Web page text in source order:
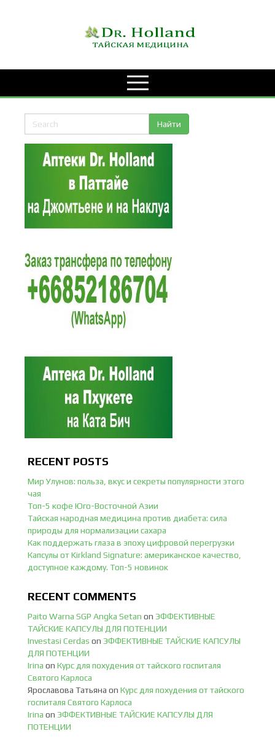
RECENT POSTS
Мир Улунов: польза, вкус и секреты популярности этого
чая
Топ-5 кофе Юго-Восточной Азии
Тайская народная медицина против диабета: сила
природы для нормализации сахара
Как поддержать глаза в эпоху цифровой перегрузки
Капсулы от Kirkland Signature: американское качество,
доступное каждому. Топ-5 новинок
RECENT COMMENTS
Paito Warna SGP Angka Setan on ЭФФЕКТИВНЫЕ
ТАЙСКИЕ КАПСУЛЫ ДЛЯ ПОТЕНЦИИ
Investasi Cerdas on ЭФФЕКТИВНЫЕ ТАЙСКИЕ КАПСУЛЫ
ДЛЯ ПОТЕНЦИИ
Irina on Курс для похудения от тайского госпиталя
Святого Карлоса
Ярославова Татьяна on Курс для похудения от тайского
госпиталя Святого Карлоса
Irina on ЭФФЕКТИВНЫЕ ТАЙСКИЕ КАПСУЛЫ ДЛЯ
ПОТЕНЦИИ